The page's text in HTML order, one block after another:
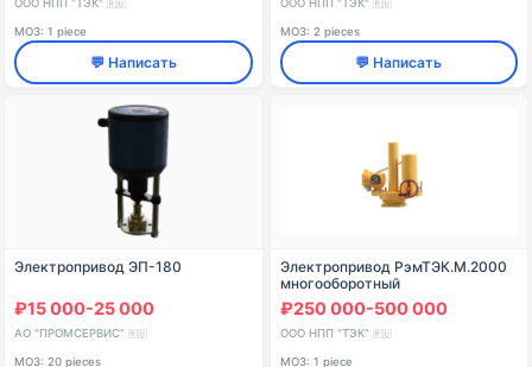
ООО НПП "ТЭК" 🇷🇺
МОЗ: 1 piece
💬 Написать
ООО НПП "ТЭК" 🇷🇺
МОЗ: 2 pieces
💬 Написать
Электропривод ЭП-180
₽15 000-25 000
АО "ПРОМСЕРВИС" 🇷🇺
МОЗ: 20 pieces
Электропривод РэмТЭК.М.2000
многооборотный
₽250 000-500 000
ООО НПП "ТЭК" 🇷🇺
МОЗ: 1 piece